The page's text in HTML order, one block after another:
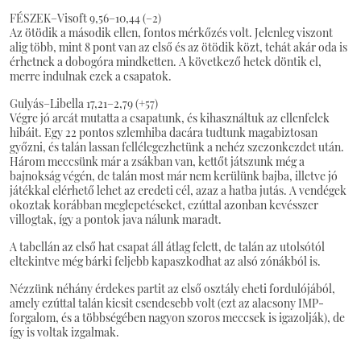
FÉSZEK–Visoft 9,56–10,44 (–2)
Az ötödik a második ellen, fontos mérkőzés volt. Jelenleg viszont
alig több, mint 8 pont van az első és az ötödik közt, tehát akár oda is
érhetnek a dobogóra mindketten. A következő hetek döntik el,
merre indulnak ezek a csapatok.
Gulyás–Libella 17,21–2,79 (+57)
Végre jó arcát mutatta a csapatunk, és kihasználtuk az ellenfelek
hibáit. Egy 22 pontos szlemhiba dacára tudtunk magabiztosan
győzni, és talán lassan fellélegezhetünk a nehéz szezonkezdet után.
Három meccsünk már a zsákban van, kettőt játszunk még a
bajnokság végén, de talán most már nem kerülünk bajba, illetve jó
játékkal elérhető lehet az eredeti cél, azaz a hatba jutás. A vendégek
okoztak korábban meglepetéseket, ezúttal azonban kevésszer
villogtak, így a pontok java nálunk maradt.
A tabellán az első hat csapat áll átlag felett, de talán az utolsótól
eltekintve még bárki feljebb kapaszkodhat az alsó zónákból is.
Nézzünk néhány érdekes partit az első osztály eheti fordulójából,
amely ezúttal talán kicsit csendesebb volt (ezt az alacsony IMP-
forgalom, és a többségében nagyon szoros meccsek is igazolják), de
így is voltak izgalmak.